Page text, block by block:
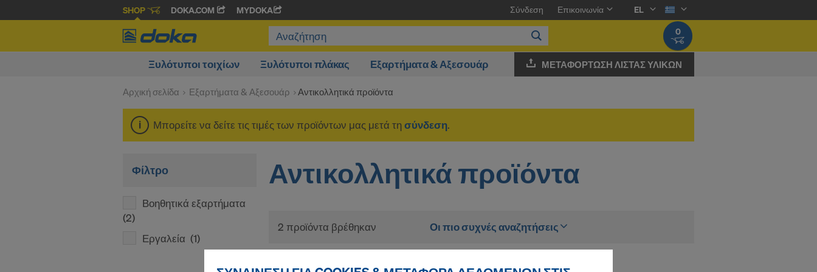
SHOP DOKA.COM MYDOKA Σύνδεση Επικοινωνία
EL
0
Ξυλότυποι τοιχίων Ξυλότυποι πλάκας Εξαρτήματα & Αξεσουάρ ΜΕΤΑΦΌΡΤΩΣΗ ΛΊΣΤΑΣ ΥΛΙΚΏΝ
Αρχική σελίδα Εξαρτήματα & Αξεσουάρ Αντικολλητικά προϊόντα
Μπορείτε να δείτε τις τιμές των προϊόντων μας μετά τησύνδεση.
Φίλτρο
Βοηθητικά εξαρτήματα
(2)
Εργαλεία (1)
Αντικολλητικά προϊόντα
2 προϊόντα βρέθηκαν Οι πιο συχνές αναζητήσεις